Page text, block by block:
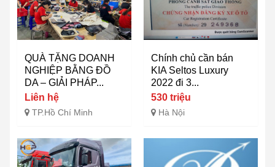
QUÀ TẶNG DOANH
NGHIỆP BẰNG ĐỒ
DA – GIẢI PHÁP...
Liên hệ
TP.Hồ Chí Minh
Chính chủ cần bán
KIA Seltos Luxury
2022 đi 3...
530 triệu
Hà Nội